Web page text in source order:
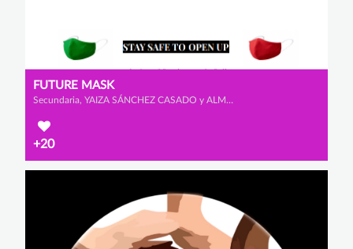
FUTURE MASK
Secundaria, YAIZA SÁNCHEZ CASADO y ALMA CASTAÑO SALGUERO
+20